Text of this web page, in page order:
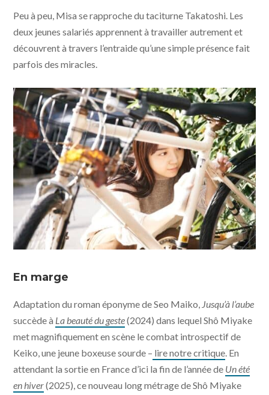
Peu à peu, Misa se rapproche du taciturne Takatoshi. Les
deux jeunes salariés apprennent à travailler autrement et
découvrent à travers l’entraide qu’une simple présence fait
parfois des miracles.
Film Partners - ArtHouse Films
En marge
Adaptation du roman éponyme de Seo Maiko, Jusqu’à l’aube
succède à La beauté du geste(2024) dans lequel Shô Miyake
met magnifiquement en scène le combat introspectif de
Keiko, une jeune boxeuse sourde – lire notre critique. En
attendant la sortie en France d’ici la fin de l’année de Un été
en hiver(2025), ce nouveau long métrage de Shô Miyake